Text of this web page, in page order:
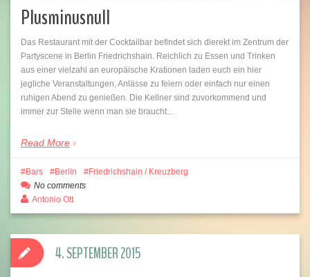
Plusminusnull
Das Restaurant mit der Cocktailbar befindet sich dierekt im Zentrum der
Partyscene in Berlin Friedrichshain. Reichlich zu Essen und Trinken
aus einer vielzahl an europäische Krationen laden euch ein hier
jegliche Veranstaltungen, Anlässe zu feiern oder einfach nur einen
ruhigen Abend zu genießen. Die Kellner sind zuvorkommend und
immer zur Stelle wenn man sie braucht…
Read More
Bars Berlin
Friedrichshain / Kreuzberg
No comments
Antonio Ott
4. SEPTEMBER 2015